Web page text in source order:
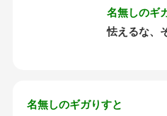
名無しのギ
怯えるな、
名無しのギガりすと